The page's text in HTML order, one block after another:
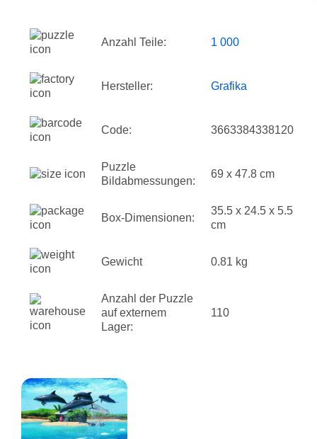
Anzahl Teile: 1 000
Hersteller: Grafika
Code: 3663384338120
Puzzle
Bildabmessungen:
69 x 47.8 cm
Box-Dimensionen:
35.5 x 24.5 x 5.5
cm
Gewicht 0.81 kg
Anzahl der Puzzle
auf externem
Lager:
110